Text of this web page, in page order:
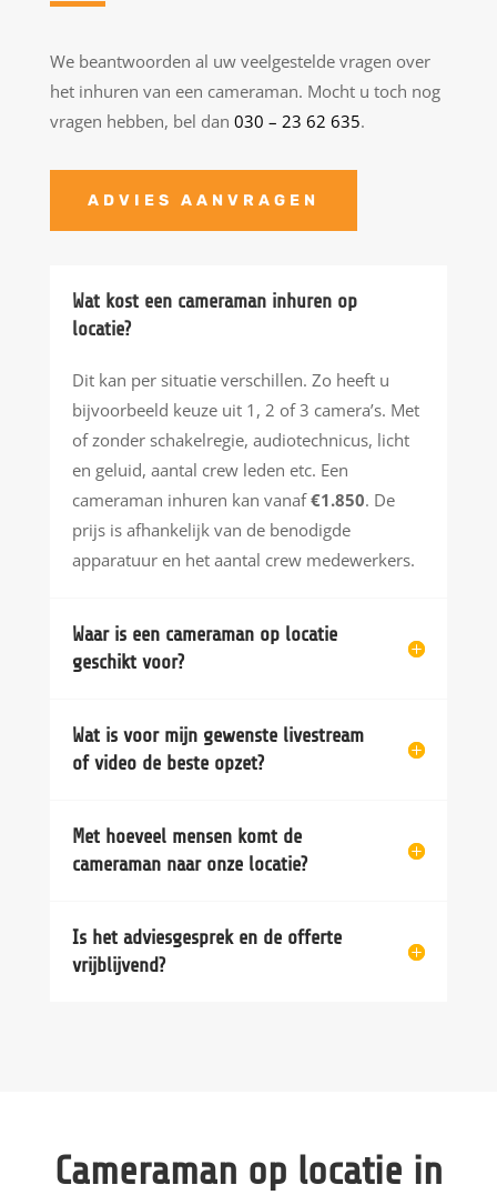
We beantwoorden al uw veelgestelde vragen over
het inhuren van een cameraman. Mocht u toch nog
vragen hebben, bel dan 030 – 23 62 635.
ADVIES AANVRAGEN
Wat kost een cameraman inhuren op
locatie?
Dit kan per situatie verschillen. Zo heeft u
bijvoorbeeld keuze uit 1, 2 of 3 camera’s. Met
of zonder schakelregie, audiotechnicus, licht
en geluid, aantal crew leden etc. Een
cameraman inhuren kan vanaf€1.850. De
prijs is afhankelijk van de benodigde
apparatuur en het aantal crew medewerkers.
Waar is een cameraman op locatie
geschikt voor?
Wat is voor mijn gewenste livestream
of video de beste opzet?
Met hoeveel mensen komt de
cameraman naar onze locatie?
Is het adviesgesprek en de offerte
vrijblijvend?
Cameraman op locatie in